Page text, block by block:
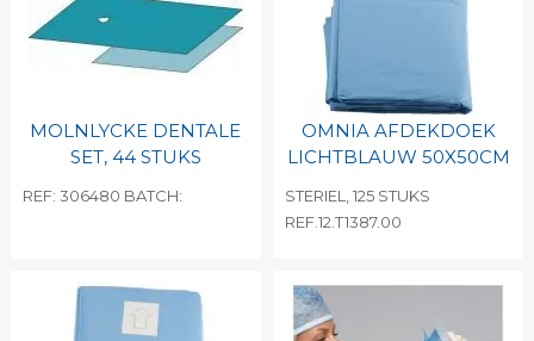
MOLNLYCKE DENTALE
SET, 44 STUKS
REF: 306480 BATCH:
OMNIA AFDEKDOEK
LICHTBLAUW 50X50CM
STERIEL, 125 STUKS
REF.12.T1387.00